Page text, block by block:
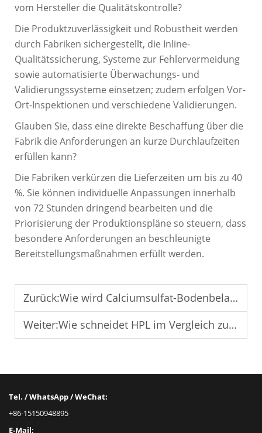
vom Hersteller die Qualitätskontrolle?
Die Produktzuverlässigkeit und Robustheit werden
durch Fabriken sichergestellt, die Inline-
Qualitätssicherung, Systeme zur Fehlervermeidung
sowie automatisierte Überwachungs- und
Validierungssysteme einsetzen; zudem erfolgen Vor-
Ort-Inspektionen und verschiedene Validierungen.
Glauben Sie, dass eine direkte Beschaffung über die
Fabrik die Anforderungen an kurze Durchlaufzeiten
erfüllen kann?
Die Fabriken verkürzen die Lieferzeiten um bis zu 40
%. Sie können individuelle Anpassungen innerhalb
von 72 Stunden dringend bearbeiten und die
Priorisierung der Produktionspläne so steuern, dass
besondere Anforderungen an beschleunigte
Bereitstellungsmaßnahmen erfüllt werden.
Zurück:Wie wird Calciumsulfat-Bodenbelag verlegt und gewartet?
Weiter:Wie schneidet HPL im Vergleich zu PVC- oder keramischen Oberflächen ab?
Tel. / WhatsApp / WeChat:
+86-15150948895
E-Mail: